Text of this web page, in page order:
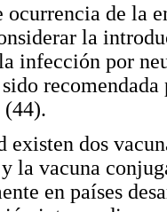
de la
la
infección por
(44).
existen dos
la vacuna
en países